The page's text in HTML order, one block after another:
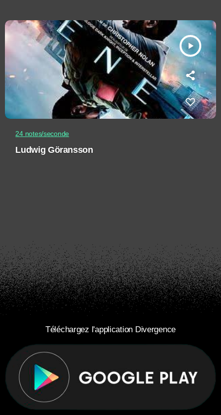
play_arrow
24 notes/seconde
Ludwig Göransson
Téléchargez l'application Divergence